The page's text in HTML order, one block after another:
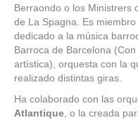
Berraondo o los Ministrers
de La Spagna. Es
dedicado a la música
Barroca de Barcelona
artística), orquesta con la
realizado distintas giras.
Ha colaborado con las
Atlantique , o la creada